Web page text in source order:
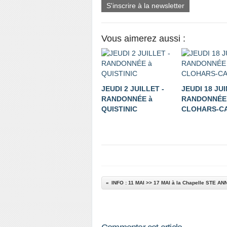
S'inscrire à la newsletter
Vous aimerez aussi :
JEUDI 2 JUILLET -
RANDONNÉE à
QUISTINIC
JEUDI 18
CLOHARS-
INFO : 11 MAI >> 17 MAI à la Chapelle STE